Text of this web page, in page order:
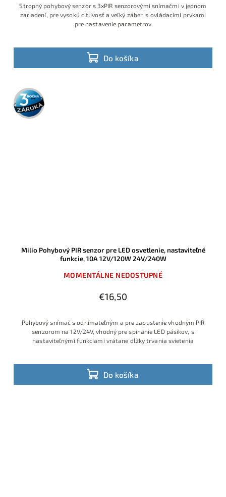
Do košíka
Stropný pohybový senzor s 3xPIR senzorovými snímačmi v jednom
zariadení, pre vysokú citlivosť a veľký záber, s ovládacími prvkami
pre nastavenie parametrov
3 roky
záruka
Milio Pohybový PIR senzor pre LED osvetlenie, nastaviteľné
funkcie, 10A 12V/120W 24V/240W
MOMENTÁLNE NEDOSTUPNÉ
€16,50
Do košíka
Pohybový snímač s odnímateľným a pre zapustenie vhodným PIR
senzorom na 12V/24V, vhodný pre spínanie LED pásikov, s
nastaviteľnými funkciami vrátane dĺžky trvania svietenia